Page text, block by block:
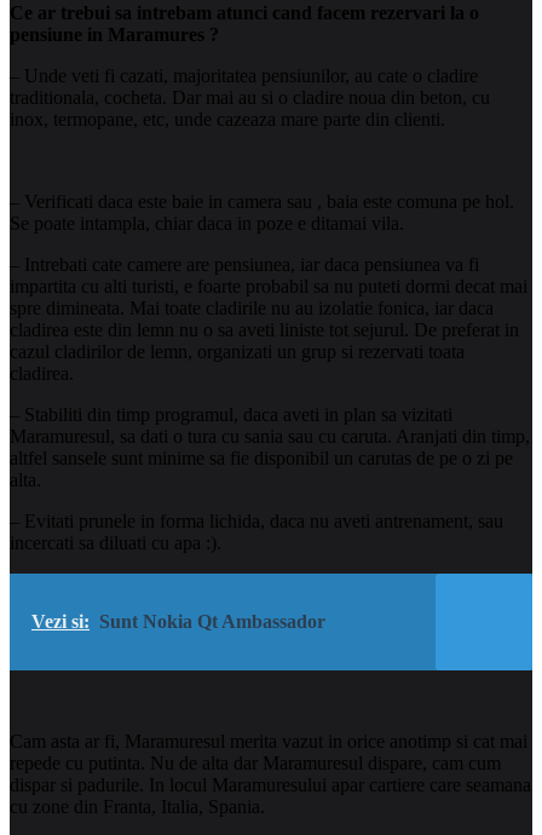
Ce ar trebui sa intrebam atunci cand facem rezervari la o
pensiune in Maramures ?
– Unde veti fi cazati, majoritatea pensiunilor, au cate o cladire
traditionala, cocheta. Dar mai au si o cladire noua din beton, cu
inox, termopane, etc, unde cazeaza mare parte din clienti.
– Verificati daca este baie in camera sau , baia este comuna pe hol.
Se poate intampla, chiar daca in poze e ditamai vila.
– Intrebati cate camere are pensiunea, iar daca pensiunea va fi
impartita cu alti turisti, e foarte probabil sa nu puteti dormi decat mai
spre dimineata. Mai toate cladirile nu au izolatie fonica, iar daca
cladirea este din lemn nu o sa aveti liniste tot sejurul. De preferat in
cazul cladirilor de lemn, organizati un grup si rezervati toata
cladirea.
– Stabiliti din timp programul, daca aveti in plan sa vizitati
Maramuresul, sa dati o tura cu sania sau cu caruta. Aranjati din timp,
altfel sansele sunt minime sa fie disponibil un carutas de pe o zi pe
alta.
– Evitati prunele in forma lichida, daca nu aveti antrenament, sau
incercati sa diluati cu apa :).
Vezi si: Sunt Nokia Qt Ambassador
Cam asta ar fi, Maramuresul merita vazut in orice anotimp si cat mai
repede cu putinta. Nu de alta dar Maramuresul dispare, cam cum
dispar si padurile. In locul Maramuresului apar cartiere care seamana
cu zone din Franta, Italia, Spania.